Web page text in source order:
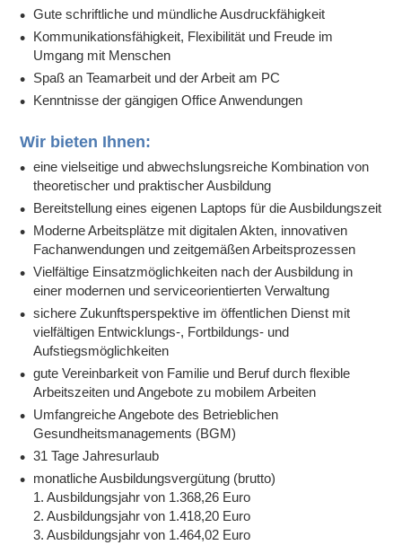
Gute schriftliche und mündliche Ausdruckfähigkeit
Kommunikationsfähigkeit, Flexibilität und Freude im
Umgang mit Menschen
Spaß an Teamarbeit und der Arbeit am PC
Kenntnisse der gängigen Office Anwendungen
Wir bieten Ihnen:
eine vielseitige und abwechslungsreiche Kombination von
theoretischer und praktischer Ausbildung
Bereitstellung eines eigenen Laptops für die Ausbildungszeit
Moderne Arbeitsplätze mit digitalen Akten, innovativen
Fachanwendungen und zeitgemäßen Arbeitsprozessen
Vielfältige Einsatzmöglichkeiten nach der Ausbildung in
einer modernen und serviceorientierten Verwaltung
sichere Zukunftsperspektive im öffentlichen Dienst mit
vielfältigen Entwicklungs-, Fortbildungs- und
Aufstiegsmöglichkeiten
gute Vereinbarkeit von Familie und Beruf durch flexible
Arbeitszeiten und Angebote zu mobilem Arbeiten
Umfangreiche Angebote des Betrieblichen
Gesundheitsmanagements (BGM)
31 Tage Jahresurlaub
monatliche Ausbildungsvergütung (brutto)
1. Ausbildungsjahr von 1.368,26 Euro
2. Ausbildungsjahr von 1.418,20 Euro
3. Ausbildungsjahr von 1.464,02 Euro